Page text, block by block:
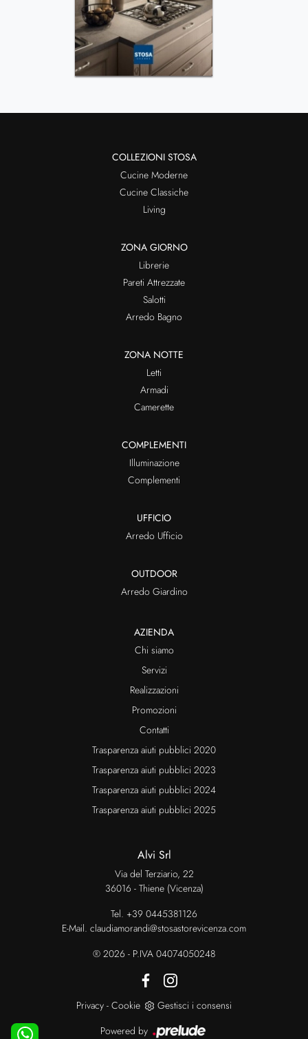
COLLEZIONI STOSA
Cucine Moderne
Cucine Classiche
Living
ZONA GIORNO
Librerie
Pareti Attrezzate
Salotti
Arredo Bagno
ZONA NOTTE
Letti
Armadi
Camerette
COMPLEMENTI
Illuminazione
Complementi
UFFICIO
Arredo Ufficio
OUTDOOR
Arredo Giardino
AZIENDA
Chi siamo
Servizi
Realizzazioni
Promozioni
Contatti
Trasparenza aiuti pubblici 2020
Trasparenza aiuti pubblici 2023
Trasparenza aiuti pubblici 2024
Trasparenza aiuti pubblici 2025
Alvi Srl
Via del Terziario, 22
36016 - Thiene (Vicenza)
Tel. +39 0445381126
E-Mail. claudiamorandi@stosastorevicenza.com
® 2026 - P.IVA 04074050248
Privacy - Cookie
Gestisci i consensi
Powered by